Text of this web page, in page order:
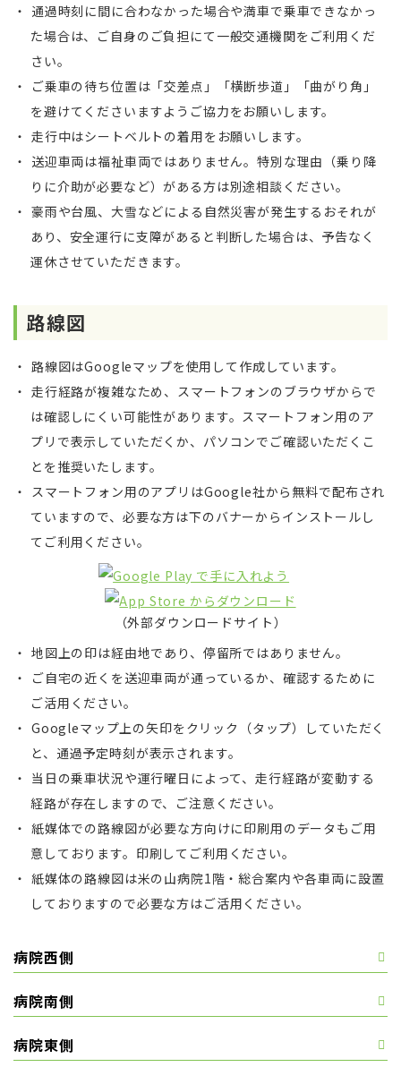
通過時刻に間に合わなかった場合や満車で乗車できなかっ
た場合は、ご自身のご負担にて一般交通機関をご利用くだ
さい。
ご乗車の待ち位置は「交差点」「横断歩道」「曲がり角」
を避けてくださいますようご協力をお願いします。
走行中はシートベルトの着用をお願いします。
送迎車両は福祉車両ではありません。特別な理由（乗り降
りに介助が必要など）がある方は別途相談ください。
豪雨や台風、大雪などによる自然災害が発生するおそれが
あり、安全運行に支障があると判断した場合は、予告なく
運休させていただきます。
路線図
路線図はGoogleマップを使用して作成しています。
走行経路が複雑なため、スマートフォンのブラウザからで
は確認しにくい可能性があります。スマートフォン用のア
プリで表示していただくか、パソコンでご確認いただくこ
とを推奨いたします。
スマートフォン用のアプリはGoogle社から無料で配布され
ていますので、必要な方は下のバナーからインストールし
てご利用ください。
（外部ダウンロードサイト）
地図上の印は経由地であり、停留所ではありません。
ご自宅の近くを送迎車両が通っているか、確認するために
ご活用ください。
Googleマップ上の矢印をクリック（タップ）していただく
と、通過予定時刻が表示されます。
当日の乗車状況や運行曜日によって、走行経路が変動する
経路が存在しますので、ご注意ください。
紙媒体での路線図が必要な方向けに印刷用のデータもご用
意しております。印刷してご利用ください。
紙媒体の路線図は米の山病院1階・総合案内や各車両に設置
しておりますので必要な方はご活用ください。
病院西側
病院南側
病院東側